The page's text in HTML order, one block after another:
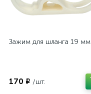
Зажим для шланга 19 мм
170 ₽ /шт.